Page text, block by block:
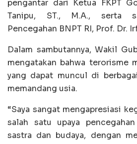
pengantar dari Ketua FKPT
Tanipu, ST., M.A., serta
Pencegahan BNPT RI, Prof. Dr.
Dalam sambutannya, Wakil
mengatakan bahwa terorisme
yang dapat muncul di
memandang usia.
“Saya sangat mengapresiasi
salah satu upaya
sastra dan budaya, dengan